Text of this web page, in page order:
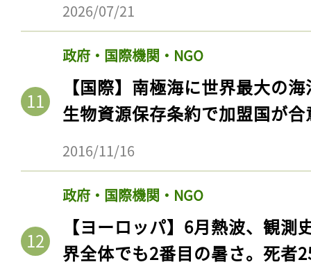
2026/07/21
政府・国際機関・NGO
【国際】南極海に世界最大の
生物資源保存条約で加盟国が合
2016/11/16
政府・国際機関・NGO
【ヨーロッパ】6月熱波、観
界全体でも2番目の暑さ。死者